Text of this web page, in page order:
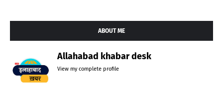
ABOUT ME
Allahabad khabar desk
View my complete profile